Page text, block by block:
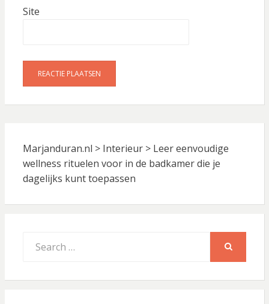
Site
Marjanduran.nl > Interieur> Leer eenvoudige
wellness rituelen voor in de badkamer die je
dagelijks kunt toepassen
for: